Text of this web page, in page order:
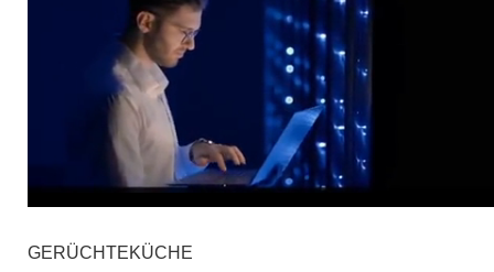
GERÜCHTEKÜCHE